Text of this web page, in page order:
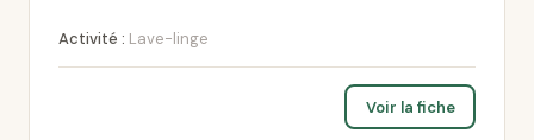
Activité : Lave-linge
Voir la fiche